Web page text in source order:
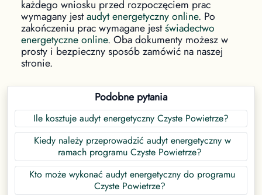
każdego wniosku przed rozpoczęciem prac
wymagany jestaudyt energetyczny online. Po
zakończeniu prac wymagane jestświadectwo
energetyczne online. Oba dokumenty możesz w
prosty i bezpieczny sposób zamówić na naszej
stronie.
Podobne pytania
Ile kosztuje audyt energetyczny Czyste Powietrze?
Kiedy należy przeprowadzić audyt energetyczny w
ramach programu Czyste Powietrze?
Kto może wykonać audyt energetyczny do programu
Czyste Powietrze?